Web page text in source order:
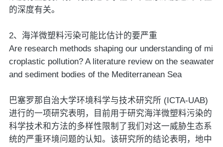
的深度有关。
2、海洋微塑料污染可能比估计的要严重
Are research methods shaping our understanding of mi
croplastic pollution? A literature review on the seawater
and sediment bodies of the Mediterranean Sea
巴塞罗那自治大学环境科学与技术研究所 (ICTA-UAB)
进行的一项研究表明，目前用于研究海洋微塑料污染的
科学技术和方法的多样性限制了我们对这一威胁生态系
统的严重环境问题的认知。该研究所的结论表明，地中